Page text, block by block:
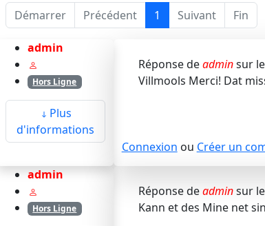
Démarrer Précédent 1 Suivant Fin
admin
Hors Ligne
Plus
d'informations
Réponse deadminsur
Villmools Merci! Dat
Connexion ou Créer un
admin
Hors Ligne
Réponse deadminsur
Kann et des Mine net